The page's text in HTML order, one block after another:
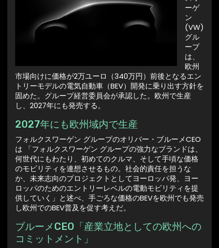
ーゲ
ン
(VW)
グル
ープ
は、
欧州
市場向けに価格が2万ユーロ（340万円）前後となるエン
トリーモデルの電気自動車（BEV）開発に乗り出す方針を
固めた。グループ経営委員会が承認した。欧州で生産
し、2027年にも発売する。
2027年にも欧州域内で生産
フォルクスワーゲン グループのオリバー・ブルーメCEO
は 「フォルクスワーゲン グループの強力なブランドは、
何世代にもわたり、初めてのクルマ、そして手頃な価格
のモビリティを連想させるもの。社会的責任を担うな
か、未来志向のプロジェクトとしてヨーロッパ発、ヨー
ロッパのためのエントリーレベルの電動モビリティを提
供していく」と述べ、手ごろな価格のBEVを欧州でも発売
し欧州でのBEV普及を促す考えだ。
ブルーメCEO「産業立地としての欧州への
コミットメント」